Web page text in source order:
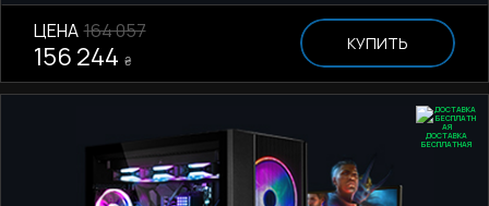
ЦЕНА 164 057
156 244 ₴
КУПИТЬ
ДОСТАВКА
БЕСПЛАТНАЯ